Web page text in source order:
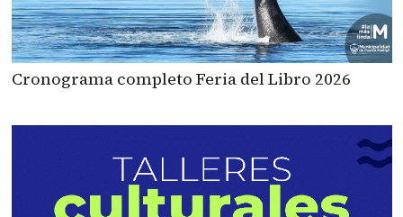
Cronograma completo Feria del Libro 2026